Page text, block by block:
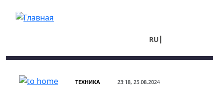
RU
ТЕХНИКА 23:18, 25.08.2024